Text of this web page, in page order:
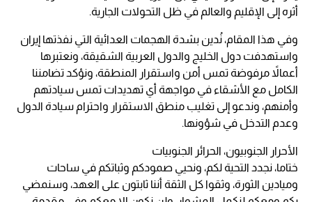
أثره إلى الإقليم والعالم في ظل التحولات الجارية.
وفي هذا المقام، نُدين بشدة الهجمات العدائية التي نفذتها إيران
واستهدفت دول الخليج والدول العربية الشقيقة، ونعتبرها
أعمالاً مرفوضة تمس أمن واستقرار المنطقة، ونؤكد تضامننا
الكامل مع الأشقاء في مواجهة أي تهديدات تمس سيادتهم
وأمنهم، وندعو إلى تغليب منطق الاستقرار واحترام سيادة الدول
وعدم التدخل في شؤونها.
الأحرار الجنوبيون، الحرائر الجنوبيات
ختاما، نجدد التحية لكم، ونحيي صمودكم وثباتكم في ساحات
وميادين الثورة، وثقوا كل الثقة أننا ثابتون على العهد، وسنمضي